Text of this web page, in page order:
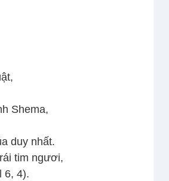
Shema,
duy nhất.
tim ngươi,
6, 4).